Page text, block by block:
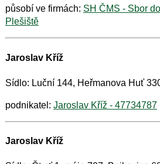
působí ve firmách: SH ČMS - Sbor
Plešiště
Jaroslav Kříž
Sídlo: Luční 144, Heřmanova Huť
podnikatel: Jaroslav Kříž - 47734787
Jaroslav Kříž